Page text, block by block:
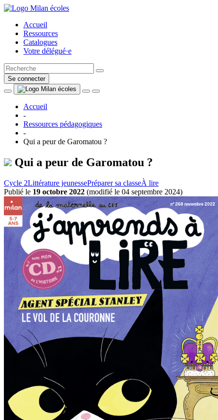
Accueil
Ressources
Catalogues
Votre délégué·e
Se connecter
Accueil
-
Ressources pédagogiques
-
Qui a peur de Garomatou ?
Qui a peur de Garomatou ?
Cycle 2Littérature jeunessePréparer sa classeÀ lire
Publié le 19 octobre 2022 (modifié le 04 septembre 2024)